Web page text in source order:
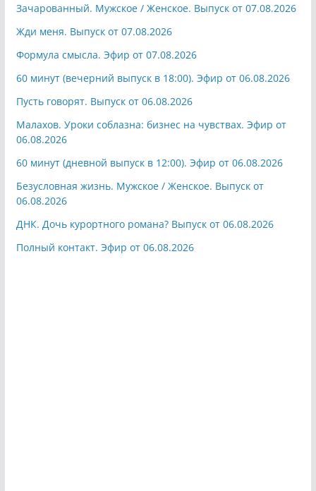
Зачарованный. Мужское / Женское. Выпуск от 07.08.2026
Жди меня. Выпуск от 07.08.2026
Формула смысла. Эфир от 07.08.2026
60 минут (вечерний выпуск в 18:00). Эфир от 06.08.2026
Пусть говорят. Выпуск от 06.08.2026
Малахов. Уроки соблазна: бизнес на чувствах. Эфир от
06.08.2026
60 минут (дневной выпуск в 12:00). Эфир от 06.08.2026
Безусловная жизнь. Мужское / Женское. Выпуск от
06.08.2026
ДНК. Дочь курортного романа? Выпуск от 06.08.2026
Полный контакт. Эфир от 06.08.2026